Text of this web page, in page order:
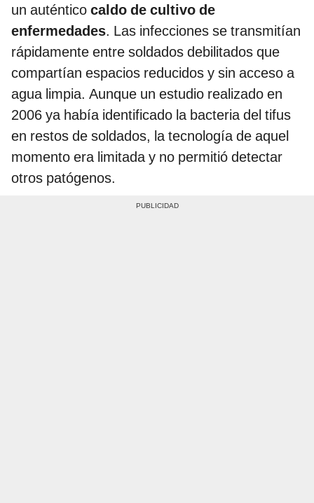
un auténtico caldo de cultivo de
enfermedades. Las infecciones se transmitían
rápidamente entre soldados debilitados que
compartían espacios reducidos y sin acceso a
agua limpia. Aunque un estudio realizado en
2006 ya había identificado la bacteria del tifus
en restos de soldados, la tecnología de aquel
momento era limitada y no permitió detectar
otros patógenos.